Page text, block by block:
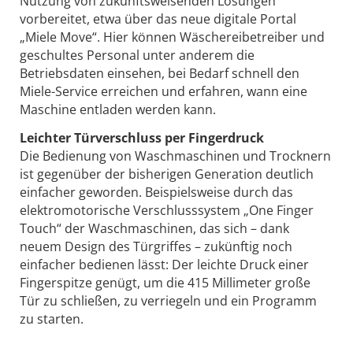
vorbereitet, etwa über das neue digitale Portal
„Miele Move“. Hier können Wäschereibetreiber und
geschultes Personal unter anderem die
Betriebsdaten einsehen, bei Bedarf schnell den
Miele-Service erreichen und erfahren, wann eine
Maschine entladen werden kann.
Leichter Türverschluss per Fingerdruck
Die Bedienung von Waschmaschinen und Trocknern
ist gegenüber der bisherigen Generation deutlich
einfacher geworden. Beispielsweise durch das
elektromotorische Verschlusssystem „One Finger
Touch“ der Waschmaschinen, das sich – dank
neuem Design des Türgriffes – zukünftig noch
einfacher bedienen lässt: Der leichte Druck einer
Fingerspitze genügt, um die 415 Millimeter große
Tür zu schließen, zu verriegeln und ein Programm
zu starten.